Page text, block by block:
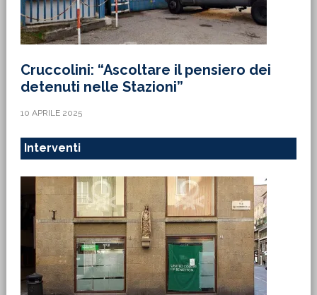
Cruccolini: “Ascoltare il pensiero dei
detenuti nelle Stazioni”
10 APRILE 2025
Interventi